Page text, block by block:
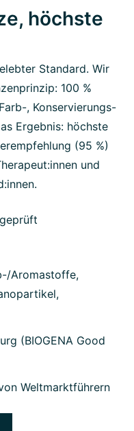
höchste
Standard. Wir
100 %
, Konservierungs-
Ergebnis: höchste
(95 %)
und
Aromastoffe,
(BIOGENA Good
Weltmarktführern